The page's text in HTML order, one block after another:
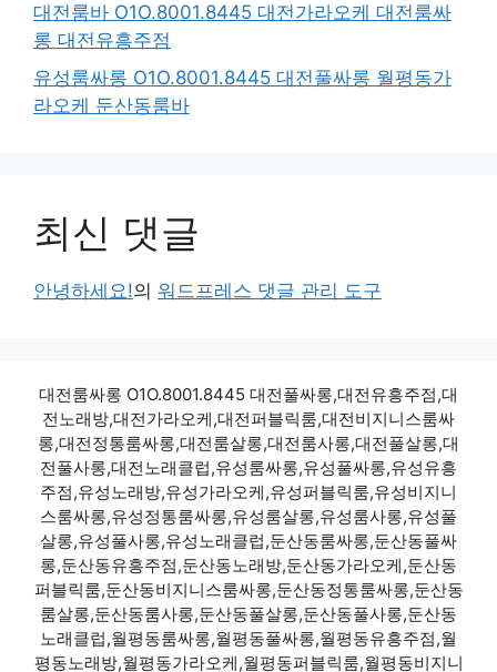
대전룸바 O1O.8001.8445 대전가라오케 대전룸싸
롱 대전유흥주점
유성룸싸롱 O1O.8001.8445 대전풀싸롱 월평동가
라오케 둔산동룸바
최신 댓글
안녕하세요!의 워드프레스 댓글 관리 도구
대전룸싸롱 O1O.8001.8445 대전풀싸롱,대전유흥주점,대
전노래방,대전가라오케,대전퍼블릭룸,대전비지니스룸싸
롱,대전정통룸싸롱,대전룸살롱,대전룸사롱,대전풀살롱,대
전풀사롱,대전노래클럽,유성룸싸롱,유성풀싸롱,유성유흥
주점,유성노래방,유성가라오케,유성퍼블릭룸,유성비지니
스룸싸롱,유성정통룸싸롱,유성룸살롱,유성룸사롱,유성풀
살롱,유성풀사롱,유성노래클럽,둔산동룸싸롱,둔산동풀싸
롱,둔산동유흥주점,둔산동노래방,둔산동가라오케,둔산동
퍼블릭룸,둔산동비지니스룸싸롱,둔산동정통룸싸롱,둔산동
룸살롱,둔산동룸사롱,둔산동풀살롱,둔산동풀사롱,둔산동
노래클럽,월평동룸싸롱,월평동풀싸롱,월평동유흥주점,월
평동노래방,월평동가라오케,월평동퍼블릭룸,월평동비지니